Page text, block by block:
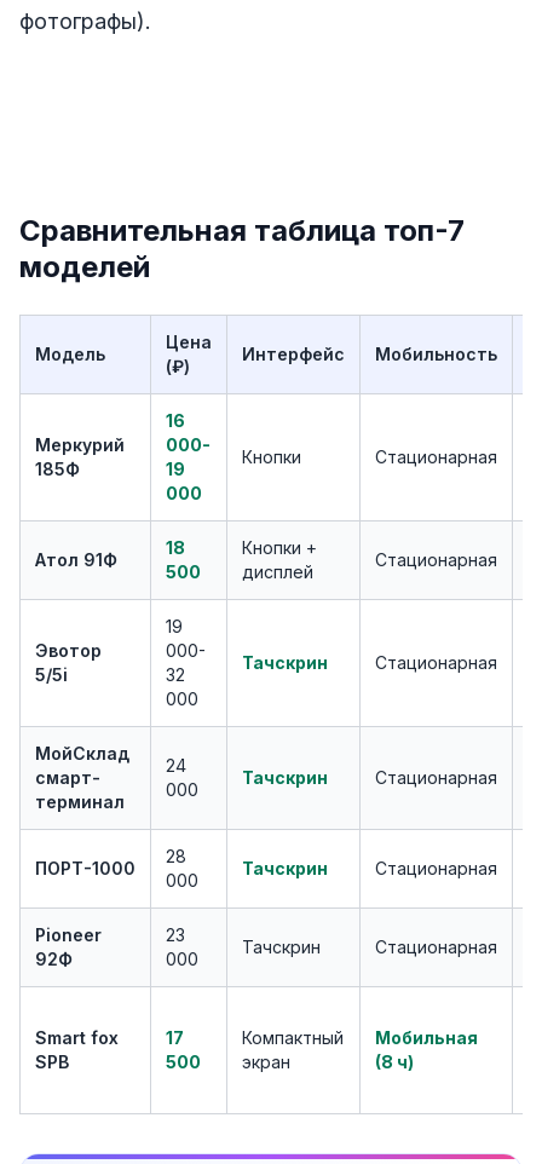
фотографы).
Сравнительная таблица топ-7
моделей
Модель
Цена
(₽)
Интерфейс Мобильность
Меркурий
185Ф
16
000-
19
000
Кнопки Стационарная
Атол 91Ф
18
500
Кнопки +
дисплей
Стационарная
Эвотор
5/5i
19
000-
32
000
Тачскрин Стационарная
МойСклад
смарт-
терминал
24
000
Тачскрин Стационарная
ПОРТ-1000
28
000
Тачскрин Стационарная
Pioneer
92Ф
23
000
Тачскрин Стационарная
Smart fox
SPB
17
500
Компактный
экран
Мобильная
(8 ч)